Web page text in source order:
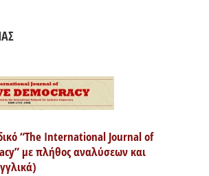
“The International Journal of
με πλήθος αναλύσεων και